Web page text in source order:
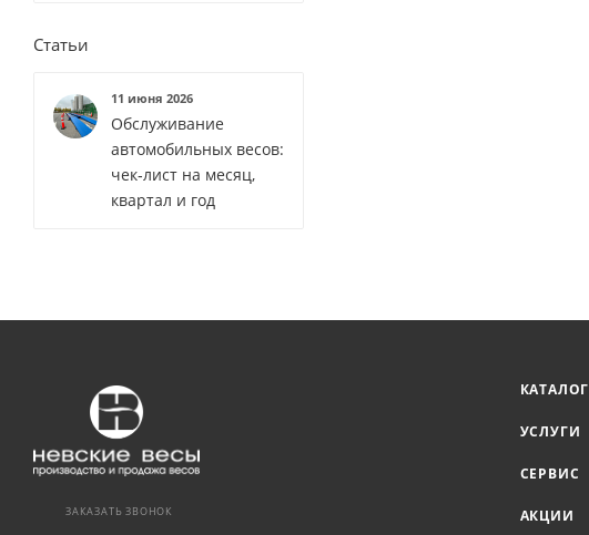
Статьи
11 июня 2026
Обслуживание
автомобильных весов:
чек‑лист на месяц,
квартал и год
ЗАКАЗАТЬ ЗВОНОК
КАТАЛОГ
УСЛУГИ
СЕРВИС
АКЦИИ